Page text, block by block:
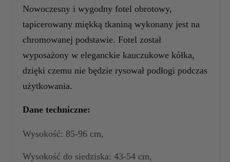
Nowoczesny i wygodny fotel obrotowy,
tapicerowany miękką tkaniną wykonany jest na
chromowanej podstawie. Fotel został
wyposażony w eleganckie kauczukowe kółka,
dzięki czemu nie będzie rysował podłogi podczas
użytkowania.
Dane techniczne:
Wysokość: 85-96 cm,
Wysokość do siedziska: 43-54 cm,